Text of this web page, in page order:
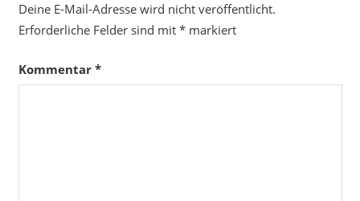
Deine E-Mail-Adresse wird nicht veröffentlicht.
Erforderliche Felder sind mit *markiert
Kommentar *